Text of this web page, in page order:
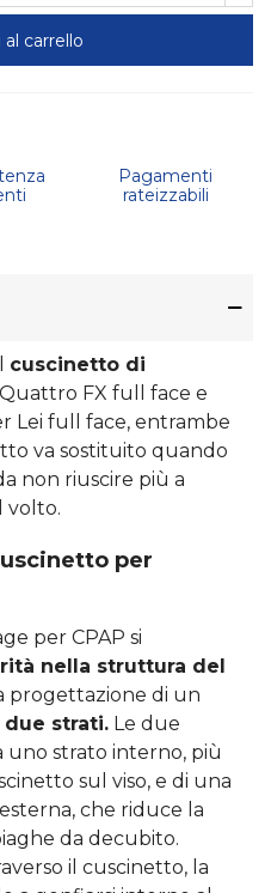
carrello
Pagamenti
rateizzabili
cuscinetto di
FX full face e
Lei full face, entrambe
va sostituito quando
non riuscire più a
volto.
per
per CPAP si
nella struttura del
progettazione di un
due strati. Le due
uno strato interno, più
sul viso, e di una
che riduce la
da decubito.
il cuscinetto, la